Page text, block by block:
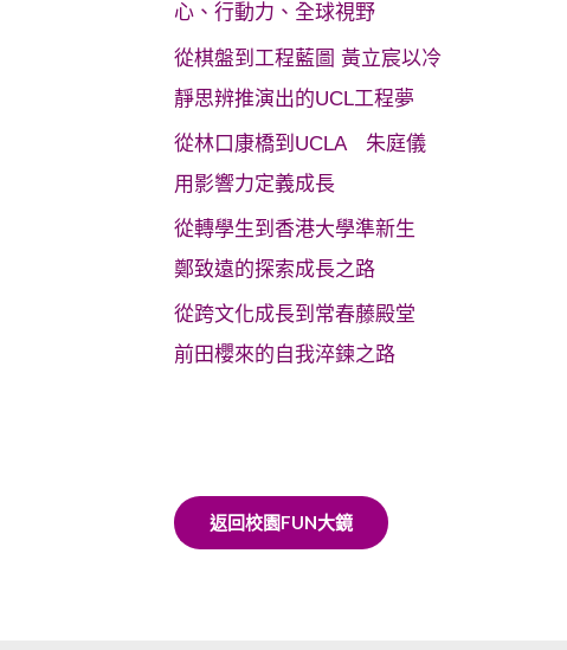
心、行動力、全球視野
從棋盤到工程藍圖 黃立宸以冷
靜思辨推演出的UCL工程夢
從林口康橋到UCLA 朱庭儀
用影響力定義成長
從轉學生到香港大學準新生
鄭致遠的探索成長之路
從跨文化成長到常春藤殿堂
前田櫻來的自我淬鍊之路
返回校園FUN大鏡